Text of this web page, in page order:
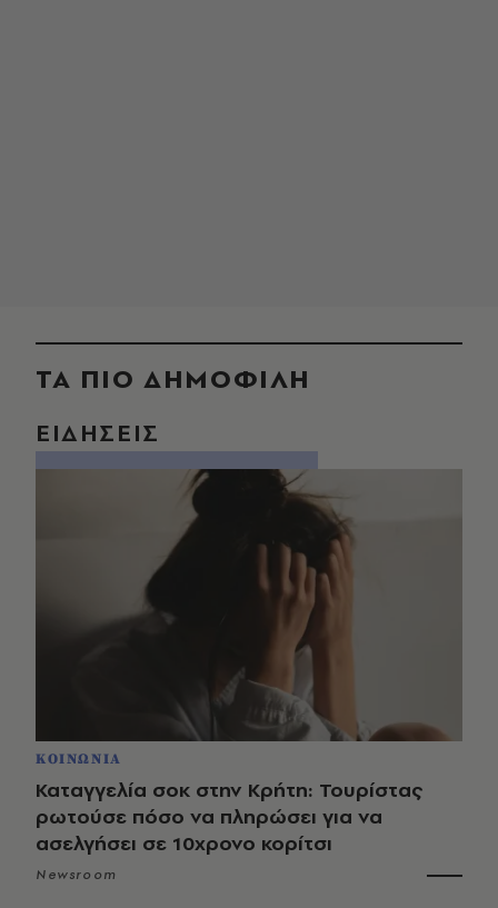
ΤΑ ΠΙΟ ΔΗΜΟΦΙΛΗ
ΕΙΔΗΣΕΙΣ
ΚΟΙΝΩΝΙΑ
Καταγγελία σοκ στην Κρήτη: Τουρίστας
ρωτούσε πόσο να πληρώσει για να
ασελγήσει σε 10χρονο κορίτσι
Newsroom